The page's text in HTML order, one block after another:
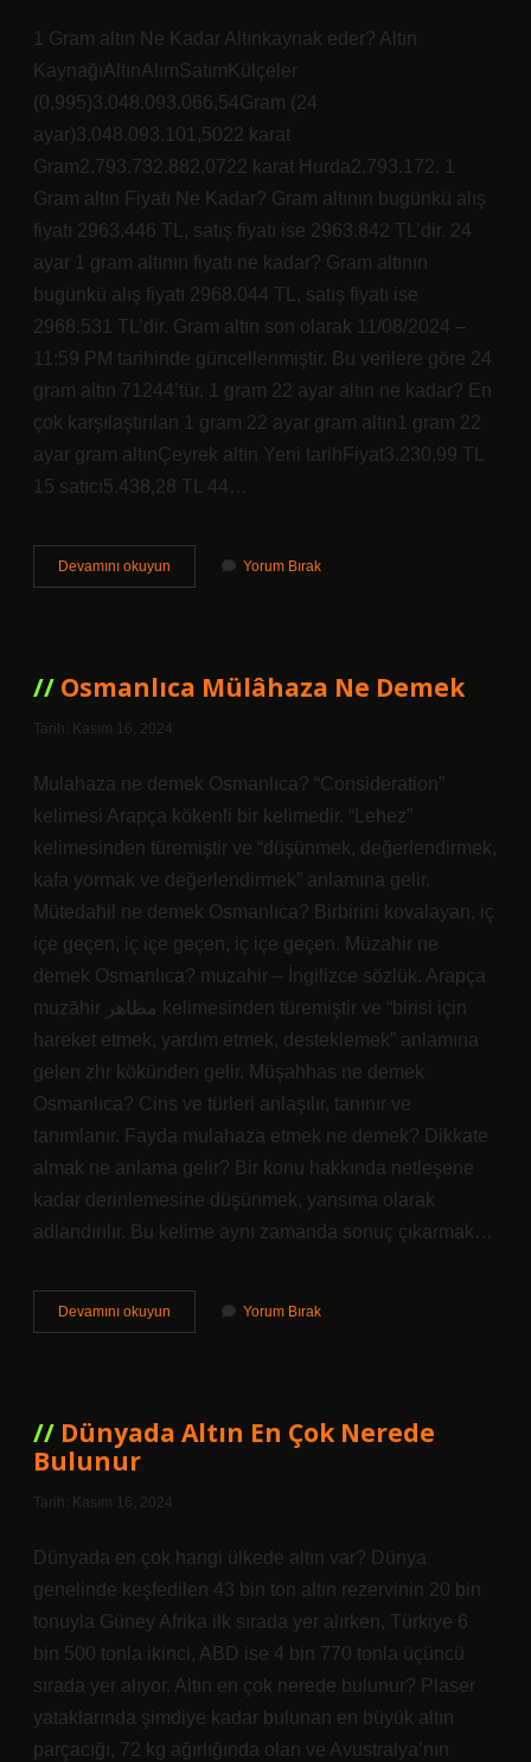
1 Gram altın Ne Kadar Altınkaynak eder? Altın
KaynağıAltınAlımSatımKülçeler
(0,995)3.048.093.066,54Gram (24
ayar)3.048.093.101,5022 karat
Gram2.793.732.882,0722 karat Hurda2.793.172. 1
Gram altın Fiyatı Ne Kadar? Gram altının bugünkü alış
fiyatı 2963.446 TL, satış fiyatı ise 2963.842 TL’dir. 24
ayar 1 gram altının fiyatı ne kadar? Gram altının
bugünkü alış fiyatı 2968.044 TL, satış fiyatı ise
2968.531 TL’dir. Gram altın son olarak 11/08/2024 –
11:59 PM tarihinde güncellenmiştir. Bu verilere göre 24
gram altın 71244’tür. 1 gram 22 ayar altın ne kadar? En
çok karşılaştırılan 1 gram 22 ayar gram altın1 gram 22
ayar gram altınÇeyrek altın Yeni tarihFiyat3.230,99 TL
15 satıcı5.438,28 TL 44…
Devamını okuyun
Altın
Yorum Bırak
Osmanlıca Mülâhaza Ne Demek
Tarih: Kasım 16, 2024
Mulahaza ne demek Osmanlıca? “Consideration”
kelimesi Arapça kökenli bir kelimedir. “Lehez”
kelimesinden türemiştir ve “düşünmek, değerlendirmek,
kafa yormak ve değerlendirmek” anlamına gelir.
Mütedahil ne demek Osmanlıca? Birbirini kovalayan, iç
içe geçen, iç içe geçen, iç içe geçen. Müzahir ne
demek Osmanlıca? muzahir – İngilizce sözlük. Arapça
muẓāhir مظاهر kelimesinden türemiştir ve “birisi için
hareket etmek, yardım etmek, desteklemek” anlamına
gelen ẓhr kökünden gelir. Müşahhas ne demek
Osmanlıca? Cins ve türleri anlaşılır, tanınır ve
tanımlanır. Fayda mulahaza etmek ne demek? Dikkate
almak ne anlama gelir? Bir konu hakkında netleşene
kadar derinlemesine düşünmek, yansıma olarak
adlandırılır. Bu kelime aynı zamanda sonuç çıkarmak…
Devamını okuyun Osmanlıca
Mülâhaza
Yorum Bırak
Dünyada Altın En Çok Nerede
Bulunur
Tarih: Kasım 16, 2024
Dünyada en çok hangi ülkede altın var? Dünya
genelinde keşfedilen 43 bin ton altın rezervinin 20 bin
tonuyla Güney Afrika ilk sırada yer alırken, Türkiye 6
bin 500 tonla ikinci, ABD ise 4 bin 770 tonla üçüncü
sırada yer alıyor. Altın en çok nerede bulunur? Plaser
yataklarında şimdiye kadar bulunan en büyük altın
parçacığı, 72 kg ağırlığında olan ve Avustralya’nın